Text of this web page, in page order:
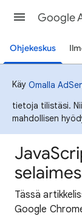
Google
Ohjekeskus
Käy Omalla
tietoja tilistäsi.
mahdollisen
Tässä
Google